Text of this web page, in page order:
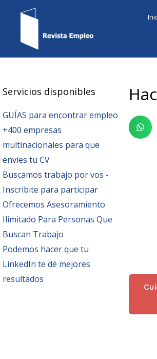
Servicios disponibles
GUÍAS para encontrar empleo
+400 empresas
multinacionales para que
envíes tu CV
Buscamos trabajo por vos -
Inscribite para participar
Ofrecemos Asesoramiento
Ilimitado Para Personas Que
Buscan Trabajo
Podemos hacer que tu
LinkedIn te dé mejores
resultados